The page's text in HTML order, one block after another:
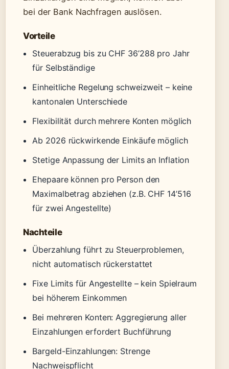
bei der Bank Nachfragen auslösen.
Vorteile
Steuerabzug bis zu CHF 36’288 pro Jahr
für Selbständige
Einheitliche Regelung schweizweit – keine
kantonalen Unterschiede
Flexibilität durch mehrere Konten möglich
Ab 2026 rückwirkende Einkäufe möglich
Stetige Anpassung der Limits an Inflation
Ehepaare können pro Person den
Maximalbetrag abziehen (z.B. CHF 14’516
für zwei Angestellte)
Nachteile
Überzahlung führt zu Steuerproblemen,
nicht automatisch rückerstattet
Fixe Limits für Angestellte – kein Spielraum
bei höherem Einkommen
Bei mehreren Konten: Aggregierung aller
Einzahlungen erfordert Buchführung
Bargeld-Einzahlungen: Strenge
Nachweispflicht